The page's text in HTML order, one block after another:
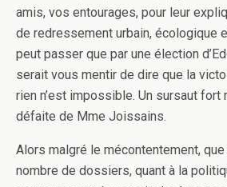
amis, vos entourages, pour leur
de redressement urbain, écologique
peut passer que par une élection
serait vous mentir de dire que la
rien n’est impossible. Un sursaut
défaite de Mme Joissains.
Alors malgré le mécontentement,
nombre de dossiers, quant à la